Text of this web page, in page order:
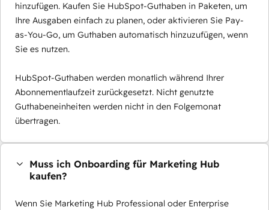
hinzufügen. Kaufen Sie HubSpot-Guthaben in Paketen, um
Ihre Ausgaben einfach zu planen, oder aktivieren Sie Pay-
as-You-Go, um Guthaben automatisch hinzuzufügen, wenn
Sie es nutzen.
HubSpot-Guthaben werden monatlich während Ihrer
Abonnementlaufzeit zurückgesetzt. Nicht genutzte
Guthabeneinheiten werden nicht in den Folgemonat
übertragen.
Muss ich Onboarding für Marketing Hub
kaufen?
Wenn Sie Marketing Hub Professional oder Enterprise